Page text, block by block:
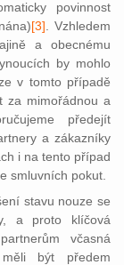
povinnost
[3] . Vzhledem
a obecnému
by mohlo
v tomto případě
za mimořádnou a
předejít
a zákazníky
i na tento případ
smluvních pokut.
stavu nouze se
a proto klíčová
včasná
být předem